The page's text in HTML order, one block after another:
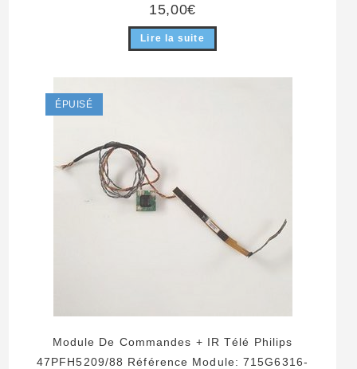
15,00€
Lire la suite
ÉPUISÉ
Module De Commandes + IR Télé Philips
47PFH5209/88 Référence Module: 715G6316-